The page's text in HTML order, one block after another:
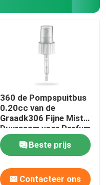
360 de Pompspuitbus
0.20cc van de
Graadk306 Fijne Mist
Duurzaam voor Parfum
Beste prijs
Contacteer ons